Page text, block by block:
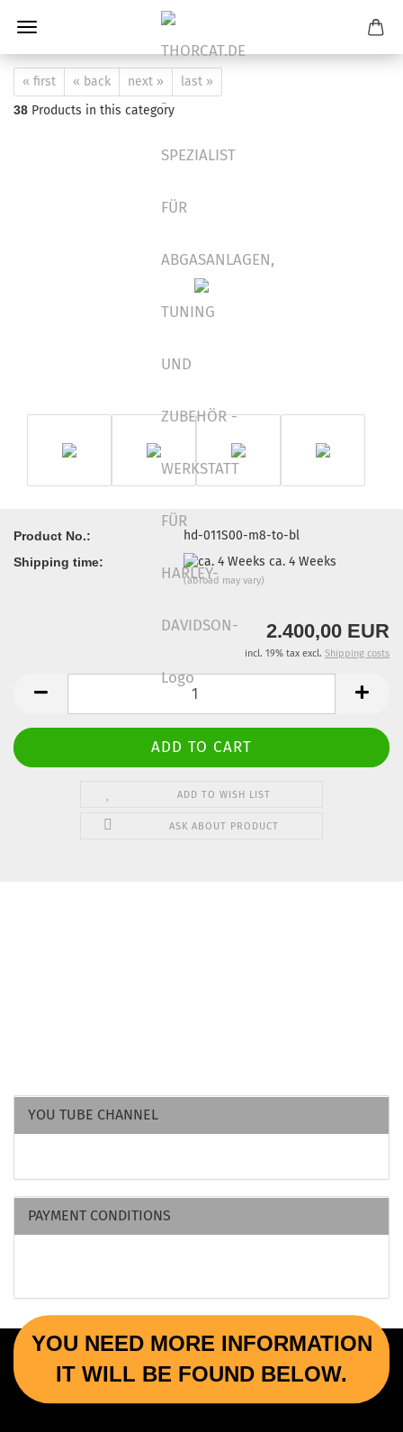
« first « back next » last »
38 Products in this category
Product No.: hd-011S00-m8-to-bl
Shipping time: ca. 4 Weeks
(abroad may vary)
2.400,00 EUR
incl. 19% tax excl. Shipping costs
ADD TO WISH LIST
ASK ABOUT PRODUCT
YOU TUBE CHANNEL
PAYMENT CONDITIONS
YOU NEED MORE INFORMATION
IT WILL BE FOUND BELOW.